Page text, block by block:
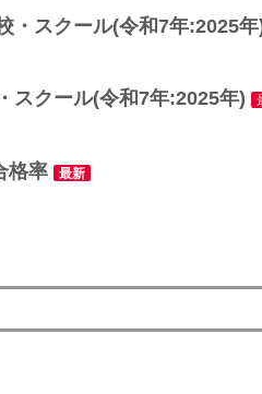
・スクール(令和7年:2025年
スクール(令和7年:2025年)
格率 最新